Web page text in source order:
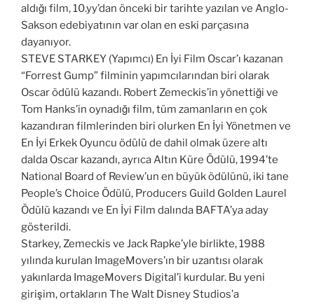
aldığı film, 10.yy’dan önceki bir tarihte yazılan ve Anglo-
Sakson edebiyatının var olan en eski parçasına
dayanıyor.
STEVE STARKEY (Yapımcı) En İyi Film Oscar’ı kazanan
“Forrest Gump” filminin yapımcılarından biri olarak
Oscar ödülü kazandı. Robert Zemeckis’in yönettiği ve
Tom Hanks’in oynadığı film, tüm zamanların en çok
kazandıran filmlerinden biri olurken En İyi Yönetmen ve
En İyi Erkek Oyuncu ödülü de dahil olmak üzere altı
dalda Oscar kazandı, ayrıca Altın Küre Ödülü, 1994’te
National Board of Review’un en büyük ödülünü, iki tane
People’s Choice Ödülü, Producers Guild Golden Laurel
Ödülü kazandı ve En İyi Film dalında BAFTA’ya aday
gösterildi.
Starkey, Zemeckis ve Jack Rapke’yle birlikte, 1988
yılında kurulan ImageMovers’ın bir uzantısı olarak
yakınlarda ImageMovers Digital’i kurdular. Bu yeni
girişim, ortakların The Walt Disney Studios’a